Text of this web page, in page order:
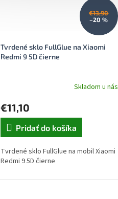
€13,90
–20 %
Tvrdené sklo FullGlue na Xiaomi
Redmi 9 5D čierne
Skladom u nás
€11,10
Pridať do košíka
Tvrdené sklo FullGlue na mobil Xiaomi
Redmi 9 5D čierne